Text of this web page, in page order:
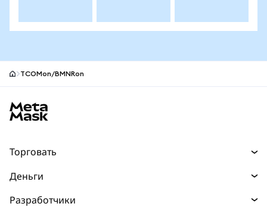
TCOMon/BMNRon
Торговать
Прогнозы
Деньги
Разработчики